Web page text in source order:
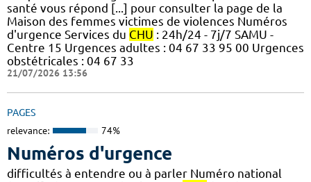
santé vous répond [...] pour consulter la page de la
Maison des femmes victimes de violences Numéros
d'urgence Services du CHU : 24h/24 - 7j/7 SAMU -
Centre 15 Urgences adultes : 04 67 33 95 00 Urgences
obstétricales : 04 67 33
21/07/2026 13:56
PAGES
relevance: 74%
Numéros d'urgence
difficultés à entendre ou à parler Numéro national